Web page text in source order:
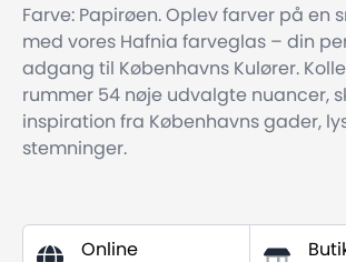
Farve: Papirøen. Oplev farver på en
med vores Hafnia farveglas – din
adgang til Københavns Kulører.
rummer 54 nøje udvalgte nuancer,
inspiration fra Københavns gader,
stemninger.
Online